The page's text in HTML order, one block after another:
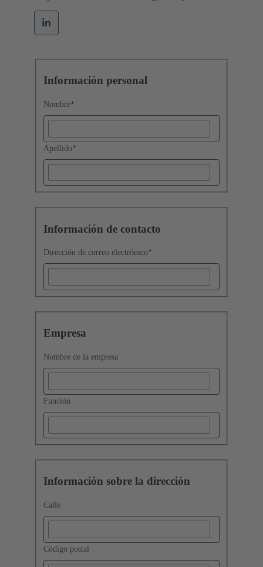
Información personal
Nombre*
Apellido*
Información de contacto
Dirección de correo electrónico*
Empresa
Nombre de la empresa
Función
Información sobre la dirección
Calle
Código postal